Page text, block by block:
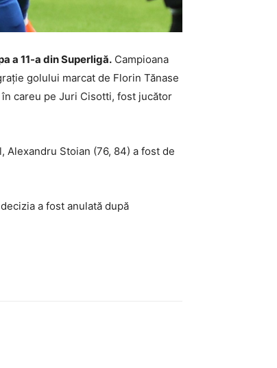
a 11-a din Superligă. Campioana
golului marcat de Florin Tănase
careu pe Juri Cisotti, fost jucător
Alexandru Stoian (76, 84) a fost de
a fost anulată după